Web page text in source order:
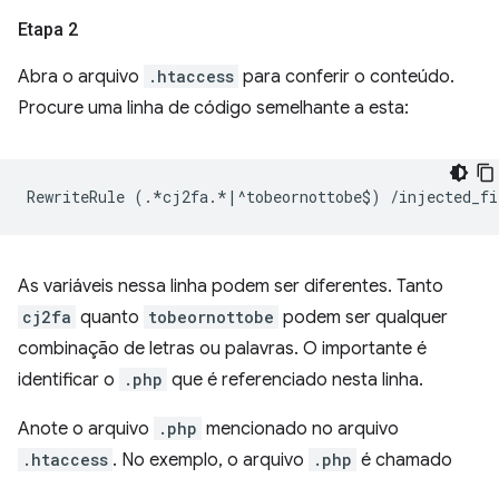
Etapa 2
Abra o arquivo .htaccess para conferir o conteúdo.
Procure uma linha de código semelhante a esta:
RewriteRule (. *cj2fa. *|^tobeornottobe$) /
As variáveis nessa linha podem ser diferentes. Tanto
cj2fa quanto tobeornottobe podem ser qualquer
combinação de letras ou palavras. O importante é
identificar o
.php que é referenciado nesta linha.
Anote o arquivo .php mencionado no arquivo
.htaccess . No exemplo, o arquivo .php é chamado